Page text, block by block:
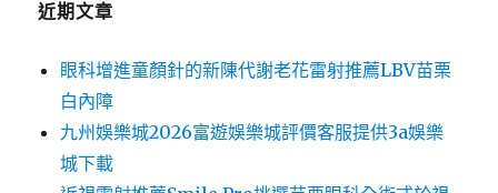
近期文章
眼科增進童顏針的新陳代謝老花雷射推薦LBV苗栗
白內障
九州娛樂城2026富遊娛樂城評價客服提供3a娛樂
城下載